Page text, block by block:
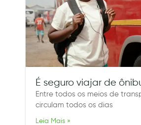
É seguro viajar de
Entre todos os meios de
circulam todos os dias
Leia Mais »